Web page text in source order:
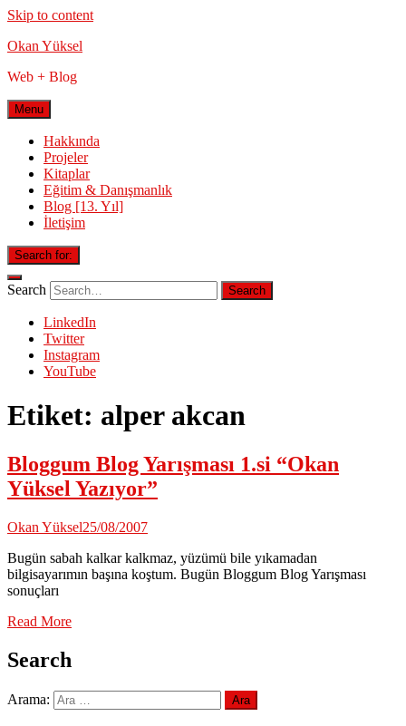
Skip to content
Okan Yüksel
Web + Blog
Menu
Hakkında
Projeler
Kitaplar
Eğitim & Danışmanlık
Blog [13. Yıl]
İletişim
Search for:
Search
LinkedIn
Twitter
Instagram
YouTube
Etiket: alper akcan
Bloggum Blog Yarışması 1.si “Okan
Yüksel Yazıyor”
Okan Yüksel25/08/2007
Bugün sabah kalkar kalkmaz, yüzümü bile yıkamadan
bilgisayarımın başına koştum. Bugün Bloggum Blog Yarışması
sonuçları
Read More
Search
Arama: